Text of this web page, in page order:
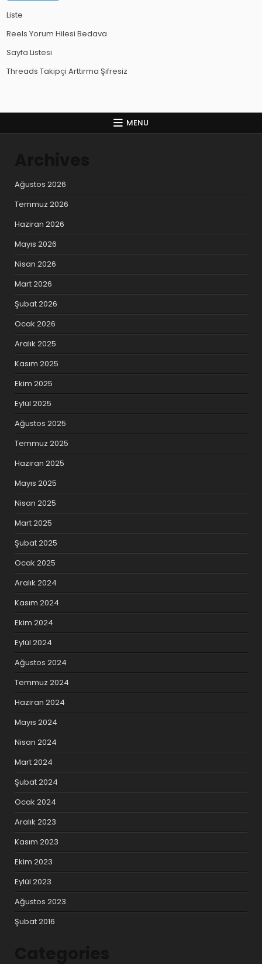
Liste
Reels Yorum Hilesi Bedava
Sayfa Listesi
Threads Takipçi Arttırma Şifresiz
MENU
Ağustos 2026
Temmuz 2026
Haziran 2026
Mayıs 2026
Nisan 2026
Mart 2026
Şubat 2026
Ocak 2026
Aralık 2025
Kasım 2025
Ekim 2025
Eylül 2025
Ağustos 2025
Temmuz 2025
Haziran 2025
Mayıs 2025
Nisan 2025
Mart 2025
Şubat 2025
Ocak 2025
Aralık 2024
Kasım 2024
Ekim 2024
Eylül 2024
Ağustos 2024
Temmuz 2024
Haziran 2024
Mayıs 2024
Nisan 2024
Mart 2024
Şubat 2024
Ocak 2024
Aralık 2023
Kasım 2023
Ekim 2023
Eylül 2023
Ağustos 2023
Şubat 2016